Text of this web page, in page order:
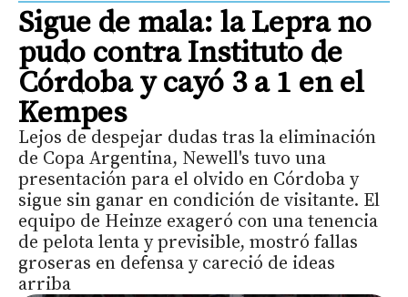
Sigue de mala: la Lepra no
pudo contra Instituto de
Córdoba y cayó 3 a 1 en el
Kempes
Lejos de despejar dudas tras la eliminación
de Copa Argentina, Newell's tuvo una
presentación para el olvido en Córdoba y
sigue sin ganar en condición de visitante. El
equipo de Heinze exageró con una tenencia
de pelota lenta y previsible, mostró fallas
groseras en defensa y careció de ideas
arriba